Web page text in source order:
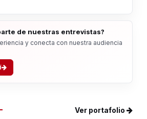
de nuestras entrevistas?
y conecta con nuestra audiencia
Ver portafolio